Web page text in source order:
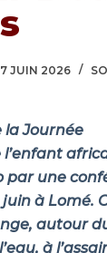
JUIN 2026
la Journée
par une
à Lomé.
autour
à